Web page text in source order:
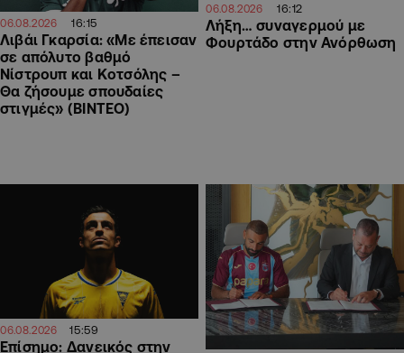
06.08.2026 16:15
Λιβάι Γκαρσία: «Με έπεισαν
σε απόλυτο βαθμό
Νίστρουπ και Κοτσόλης –
Θα ζήσουμε σπουδαίες
στιγμές» (ΒΙΝΤΕΟ)
06.08.2026 16:12
Λήξη… συναγερμού με
Φουρτάδο στην Ανόρθωση
06.08.2026 15:59
Επίσημο: Δανεικός στην